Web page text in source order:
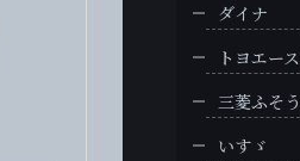
ダイナ
トヨエース
三菱ふそう
いすゞ